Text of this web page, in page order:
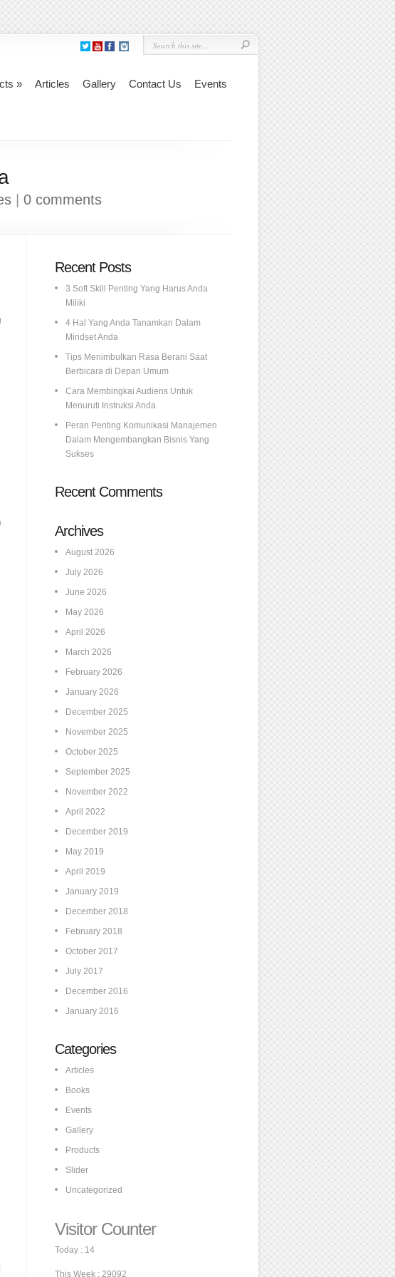
» Articles Gallery Contact Us Events
0 comments
Recent Posts
3 Soft Skill Penting Yang Harus Anda
Miliki
4 Hal Yang Anda Tanamkan Dalam
Mindset Anda
Tips Menimbulkan Rasa Berani Saat
Berbicara di Depan Umum
Cara Membingkai Audiens Untuk
Menuruti Instruksi Anda
Peran Penting Komunikasi Manajemen
Dalam Mengembangkan Bisnis Yang
Sukses
Recent Comments
Archives
August 2026
July 2026
June 2026
May 2026
April 2026
March 2026
February 2026
January 2026
December 2025
November 2025
October 2025
September 2025
November 2022
April 2022
December 2019
May 2019
April 2019
January 2019
December 2018
February 2018
October 2017
July 2017
December 2016
January 2016
Categories
Articles
Books
Events
Gallery
Products
Slider
Uncategorized
Visitor Counter
Today : 14
This Week : 29092